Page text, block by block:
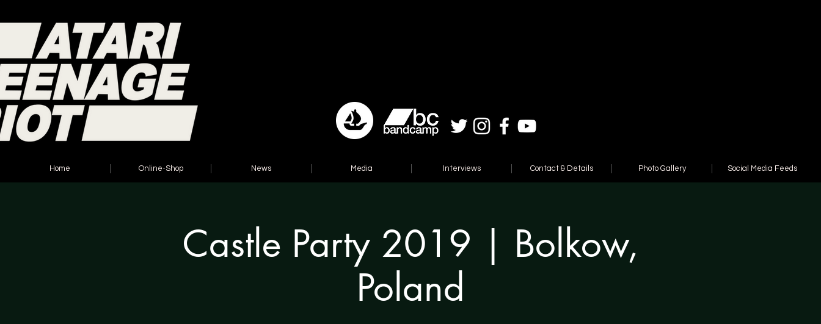
Home Online-Shop News Media Interviews Contact & Details Photo Gallery Social Media Feeds
Castle Party 2019 | Bolkow,
Poland